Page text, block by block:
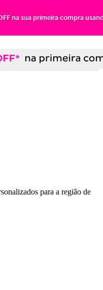
na sua primeira compra
para a região de